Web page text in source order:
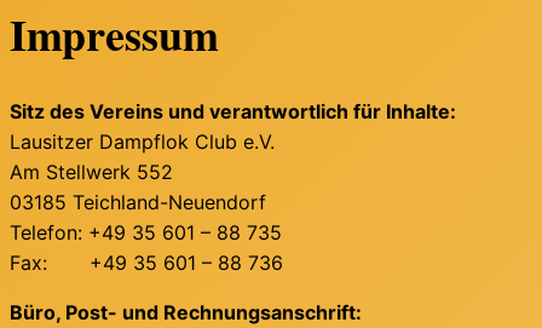
Impressum
Sitz des Vereins und verantwortlich für Inhalte:
Lausitzer Dampflok Club e.V.
Am Stellwerk 552
03185 Teichland-Neuendorf
Telefon: +49 35 601 – 88 735
Fax: +49 35 601 – 88 736
Büro, Post- und Rechnungsanschrift: